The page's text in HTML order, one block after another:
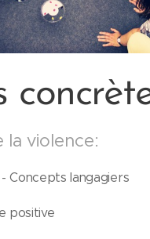
la violence:
Concepts langagiers
positive